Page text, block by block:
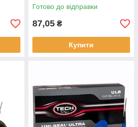
матеріали
Готово до відправки
87,05 ₴
Купити